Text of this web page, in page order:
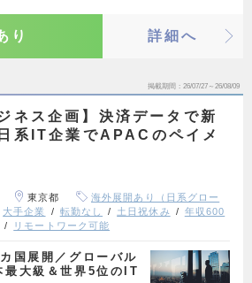
り 詳細へ
掲載期間 26/07/27～26/08/09
ネス企画】決済データで新
系IT企業でAPACのペイメ
東京都
海外展開あり（日系グロー
大手企業 転勤なし 土日祝休み
年収600
リモートワーク可能
国展開／グローバル
最大級＆世界5位のIT